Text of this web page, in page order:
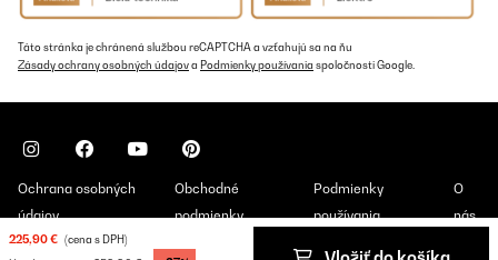
225,90 € (cena s DPH)
Táto stránka je chránená službou reCAPTCHA a vzťahujú sa na ňu
Zásady ochrany osobných údajova Podmienky používania spoločnosti Google.
Ochrana osobných
údajov
Obchodné
podmienky
Podmienky
používania
O
nás